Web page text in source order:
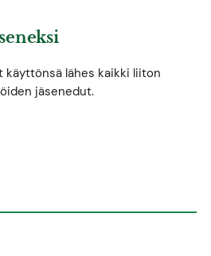
käyttönsä lähes kaikki liiton
jäsenedut.